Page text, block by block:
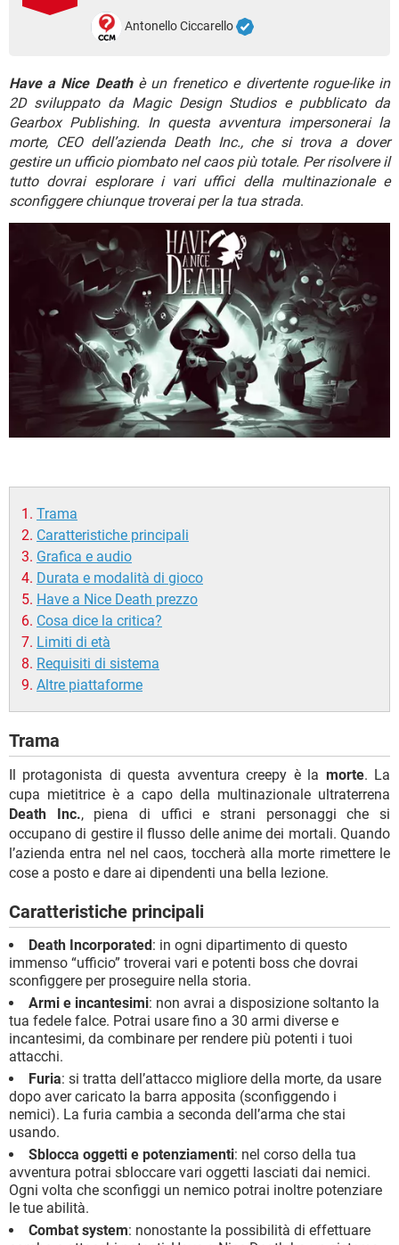
TIKTOK
Antonello Ciccarello
Have a Nice Deathè un frenetico e divertente rogue-like in
2D sviluppato da Magic Design Studios e pubblicato da
Gearbox Publishing. In questa avventura impersonerai la
morte, CEO dell’azienda Death Inc., che si trova a dover
gestire un ufficio piombato nel caos più totale. Per risolvere il
tutto dovrai esplorare i vari uffici della multinazionale e
sconfiggere chiunque troverai per la tua strada.
Trama
Caratteristiche principali
Grafica e audio
Durata e modalità di gioco
Have a Nice Death prezzo
Cosa dice la critica?
Limiti di età
Requisiti di sistema
Altre piattaforme
Trama
Il protagonista di questa avventura creepy è la morte. La
cupa mietitrice è a capo della multinazionale ultraterrena
Death Inc., piena di uffici e strani personaggi che si
occupano di gestire il flusso delle anime dei mortali. Quando
l’azienda entra nel nel caos, toccherà alla morte rimettere le
cose a posto e dare ai dipendenti una bella lezione.
Caratteristiche principali
Death Incorporated : in ogni dipartimento di questo
immenso “ufficio” troverai vari e potenti boss che dovrai
sconfiggere per proseguire nella storia.
Armi e incantesimi: non avrai a disposizione soltanto la
tua fedele falce. Potrai usare fino a 30 armi diverse e
incantesimi, da combinare per rendere più potenti i tuoi
attacchi.
Furia: si tratta dell’attacco migliore della morte, da usare
dopo aver caricato la barra apposita (sconfiggendo i
nemici). La furia cambia a seconda dell’arma che stai
usando.
Sblocca oggetti e potenziamenti: nel corso della tua
avventura potrai sbloccare vari oggetti lasciati dai nemici.
Ogni volta che sconfiggi un nemico potrai inoltre potenziare
le tue abilità.
Combat system: nonostante la possibilità di effettuare